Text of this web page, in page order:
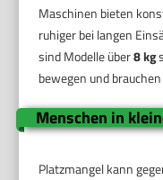
Maschinen bieten
ruhiger bei langen
sind Modelle über8 kg
bewegen und
Menschen in
Platzmangel kann